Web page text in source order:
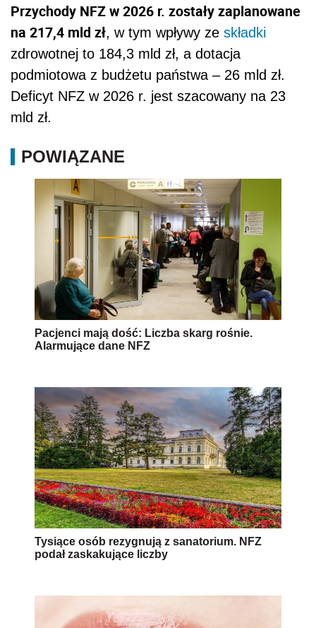
Przychody NFZ w 2026 r. zostały zaplanowane
na 217,4 mld zł, w tym wpływy ze składki
zdrowotnej to 184,3 mld zł, a dotacja
podmiotowa z budżetu państwa – 26 mld zł.
Deficyt NFZ w 2026 r. jest szacowany na 23
mld zł.
POWIĄZANE
Pacjenci mają dość: Liczba skarg rośnie.
Alarmujące dane NFZ
Tysiące osób rezygnują z sanatorium. NFZ
podał zaskakujące liczby